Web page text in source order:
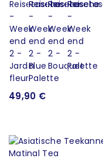
49,90 €